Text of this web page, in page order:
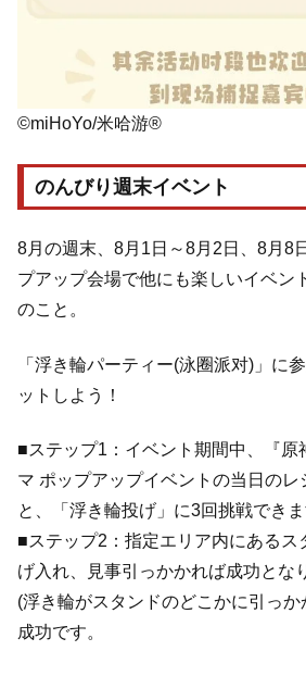
©miHoYo/米哈游®
のんびり週末イベント
8月の週末、8月1日～8月2日、8月8
プアップ会場で他にも楽しいイベン
のこと。
「浮き輪パーティー(泳圈派对)」に
ットしよう！
■ステップ1：イベント期間中、『原
マ ポップアップイベントの当日のレ
と、「浮き輪投げ」に3回挑戦できま
■ステップ2：指定エリア内にあるス
げ入れ、見事引っかかれば成功とな
(浮き輪がスタンドのどこかに引っ
成功です。